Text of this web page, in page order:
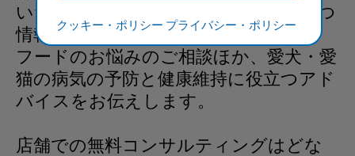
クッキー・ポリシー プライバシー・ポリシー
いただくと、愛犬・愛猫の健康に役立つ
情報をお届けします。
フードのお悩みのご相談ほか、愛犬・愛
猫の病気の予防と健康維持に役立つアド
バイスをお伝えします。
店舗での無料コンサルティングはどな